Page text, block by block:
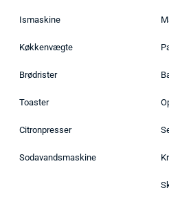
Ismaskine
Køkkenvægte
Brødrister
Toaster
Citronpresser
Sodavandsmaskine